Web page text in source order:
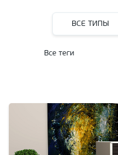
ВСЕ ТИПЫ
Все теги